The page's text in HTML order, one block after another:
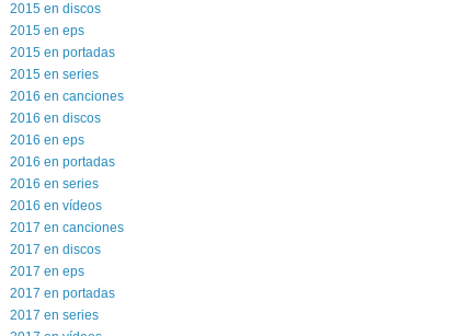
2015 en discos
2015 en eps
2015 en portadas
2015 en series
2016 en canciones
2016 en discos
2016 en eps
2016 en portadas
2016 en series
2016 en vídeos
2017 en canciones
2017 en discos
2017 en eps
2017 en portadas
2017 en series